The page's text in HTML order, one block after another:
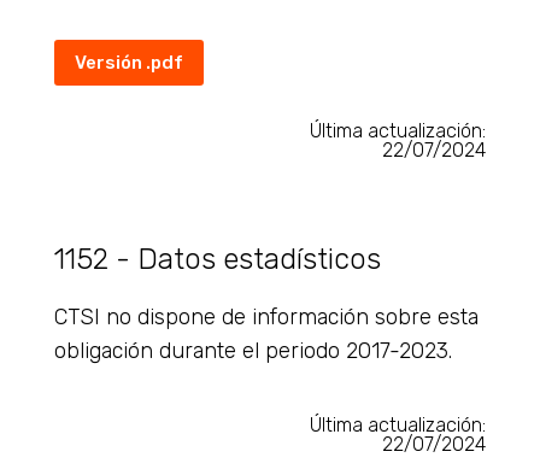
Versión .pdf
Última actualización:
22/07/2024
1152 - Datos estadísticos
CTSI no dispone de información sobre esta
obligación durante el periodo 2017-2023.
Última actualización:
22/07/2024